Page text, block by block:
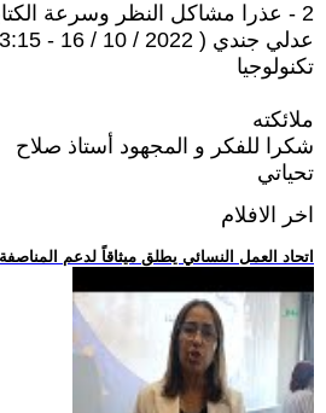
2 - عذرا مشاكل النظر وسرعة الكتابة يلزم التنويه
عدلي جندي ( 2022 / 10 / 16 - 23:15 )
تكنولوجيا
ملائكته
شكرا للفكر و المجهود أستاذ صلاح
تحياتي
اخر الافلام
.. اتحاد العمل النسائي يطلق ميثاقاً لدعم